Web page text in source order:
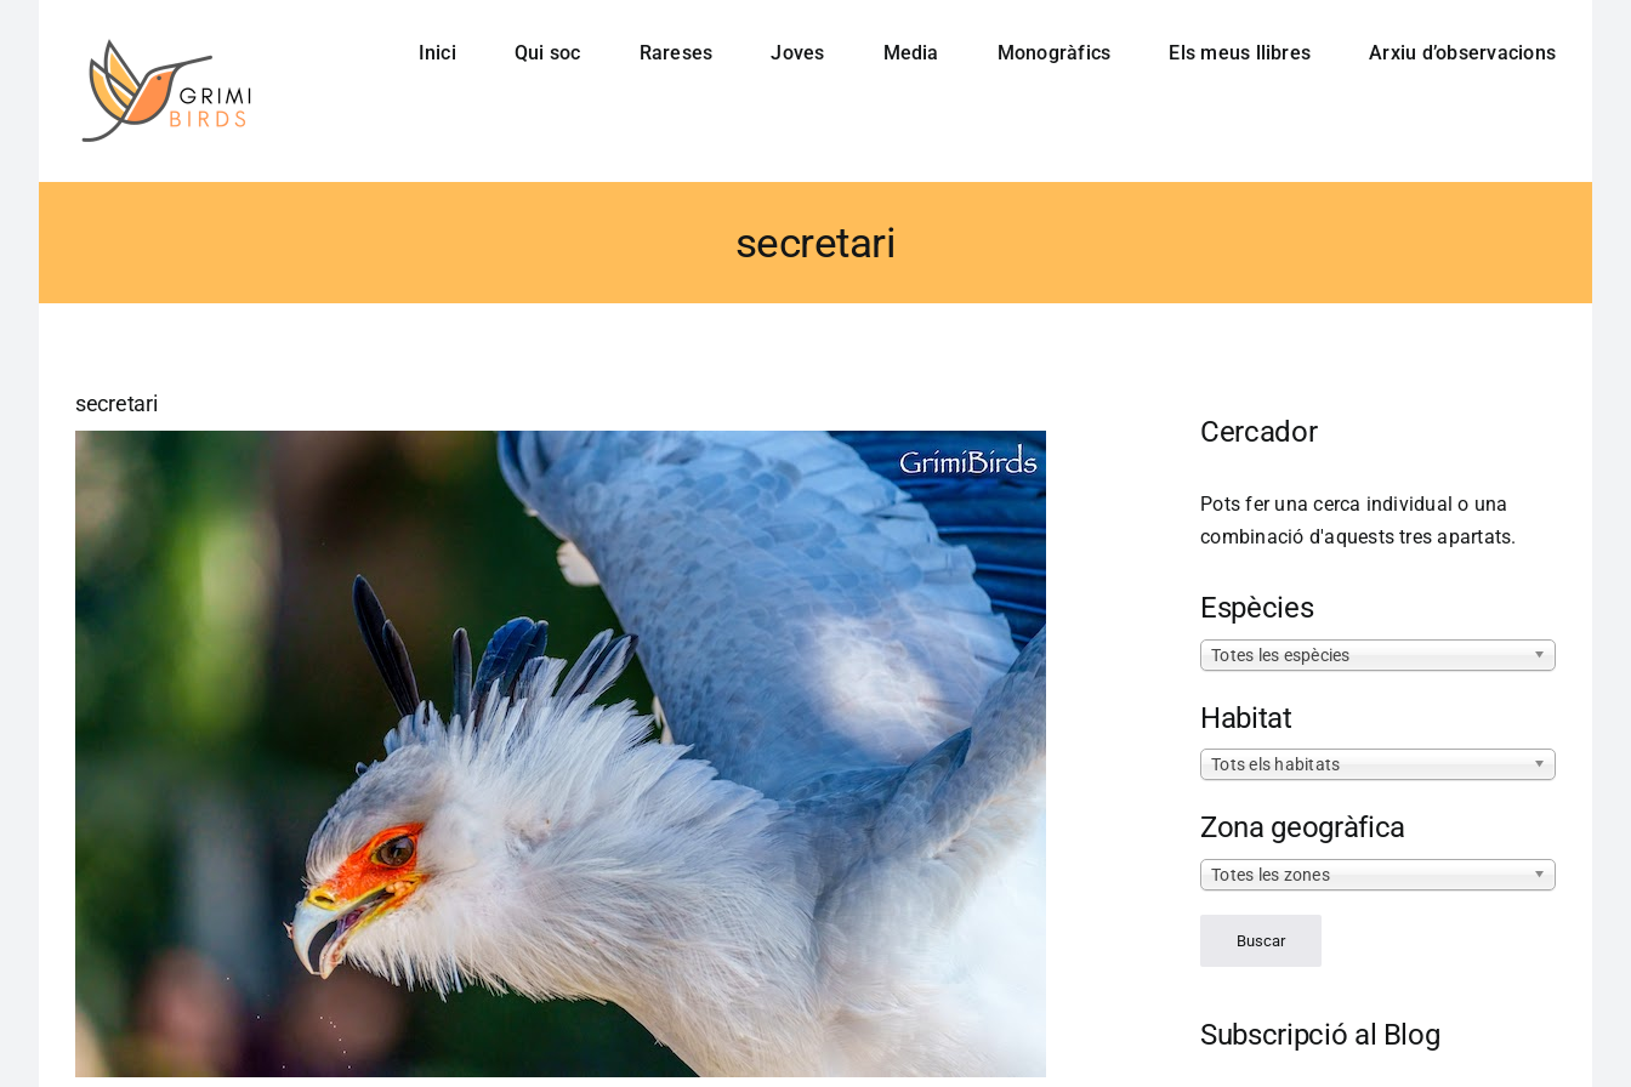
Inici Qui soc Rareses Joves Media Monogràfics Els meus llibres Arxiu d’observacions
secretari
secretari
Cercador
Pots fer una cerca individual o una
combinació d'aquests tres apartats.
Espècies
Totes les espècies
Habitat
Tots els habitats
Zona geogràfica
Totes les zones
Subscripció al Blog